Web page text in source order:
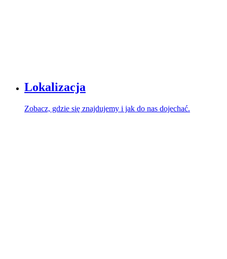
Lokalizacja
Zobacz, gdzie się znajdujemy i jak do nas dojechać.